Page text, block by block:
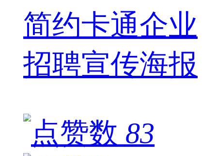
简约卡通企业
招聘宣传海报
83